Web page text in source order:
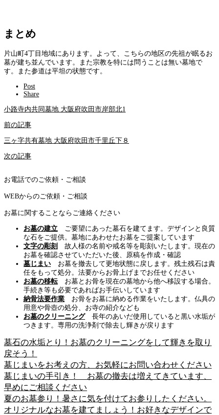
まとめ
片山町4丁目地域にあります。よって、こちらの地区の先祖が眠るお
墓が建ち並んでいます。また宗教を特には問うことは無い墓地で
す。また参道は平坦の状態です。
Post
Share
小路寺内共同墓地 大阪府吹田市岸部北1
前の記事
三ヶ字共有墓地 大阪府吹田市千里丘下８
次の記事
お電話でのご依頼・ご相談
WEBからのご依頼・ご相談
お墓に関することならご連絡ください
お墓の建立 ご要望にあった墓石を建てます。デザインと良質
な石をご提供。墓地にあわせたお墓をご提案しています
文字の彫刻
故人様の名前や戒名等を彫刻いたします。現在の
お墓を確認させていただいた後、原稿を作成・確認
墓じまい お墓を撤去して更地状態に戻します。残土残石は責
任をもって処分。法要からお骨上げまでお任せください
お墓の移転お墓とお骨を現在の墓地から他へ移設する場合。
手続き等も必要であればお手伝いしています
納骨法要作業 お骨をお墓に納める作業をいたします。仏具の
用意や骨壺の処分、お寺の紹介なども
お墓のクリーニング長年のあいだ使用していると黒い水垢が
つきます。専用の洗浄剤で除去し輝きが戻ります
墓石の水垢とり！お墓のクリーニングをして輝きを取り
戻そう！
墓じまいをお考えの方、お気軽にお問い合わせください
墓じまいの手引き！ お墓の撤去は増えてきています、
早めにご相談ください
夏のお墓参り！暑さに気を付けてお参りしたください。
オリジナルなお墓を建てましょう！お好きなデザインで